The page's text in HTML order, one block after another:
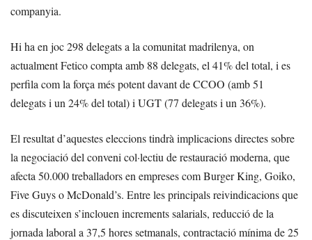
companyia.
Hi ha en joc 298 delegats a la comunitat madrilenya, on
actualment Fetico compta amb 88 delegats, el 41% del total, i es
perfila com la força més potent davant de CCOO (amb 51
delegats i un 24% del total) i UGT (77 delegats i un 36%).
El resultat d’aquestes eleccions tindrà implicacions directes sobre
la negociació del conveni col·lectiu de restauració moderna, que
afecta 50.000 treballadors en empreses com Burger King, Goiko,
Five Guys o McDonald’s. Entre les principals reivindicacions que
es discuteixen s’inclouen increments salarials, reducció de la
jornada laboral a 37,5 hores setmanals, contractació mínima de 25